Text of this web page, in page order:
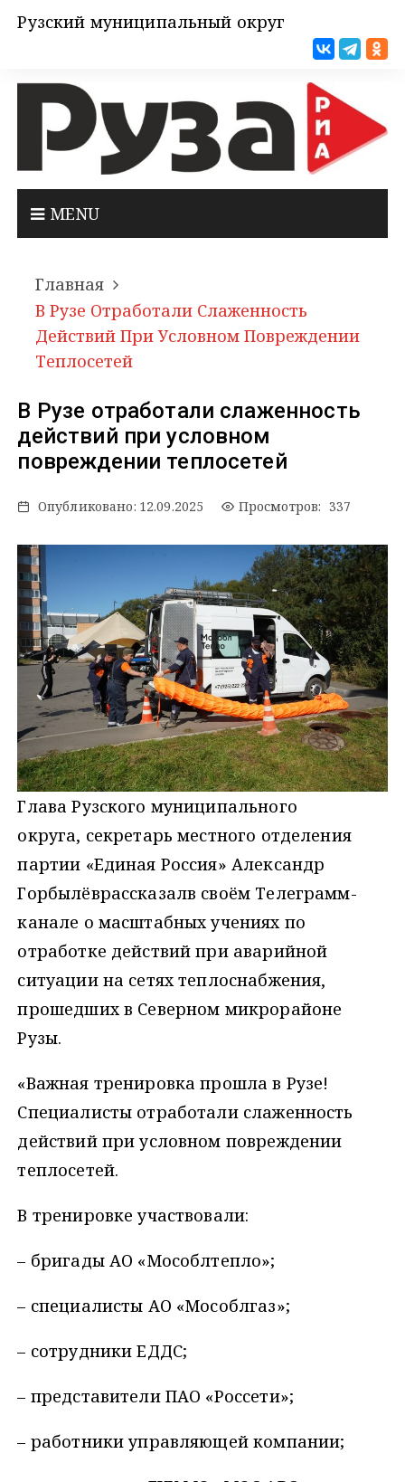
Рузский муниципальный округ
MENU
Главная
В Рузе Отработали Слаженность
Действий При Условном Повреждении
Теплосетей
В Рузе отработали слаженность
действий при условном
повреждении теплосетей
Опубликовано: 12.09.2025 Просмотров: 337
Глава Рузского муниципального
округа, секретарь местного отделения
партии «Единая Россия» Александр
Горбылёврассказалв своём Телеграмм-
канале о масштабных учениях по
отработке действий при аварийной
ситуации на сетях теплоснабжения,
прошедших в Северном микрорайоне
Рузы.
«Важная тренировка прошла в Рузе!
Специалисты отработали слаженность
действий при условном повреждении
теплосетей.
В тренировке участвовали:
– бригады АО «Мособлтепло»;
– специалисты АО «Мособлгаз»;
– сотрудники ЕДДС;
– представители ПАО «Россети»;
– работники управляющей компании;